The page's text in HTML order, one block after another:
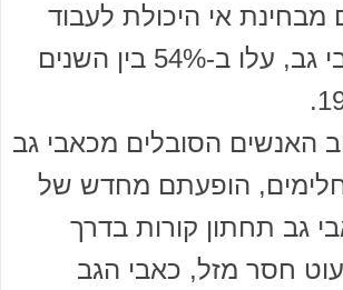
אי היכולת לעבוד
בגלל כאבי גב, עלו ב-54% בין השנים
האנשים הסובלים מכאבי גב
הופעתם מחדש של
גב תחתון קורות בדרך
חסר מזל, כאבי הגב